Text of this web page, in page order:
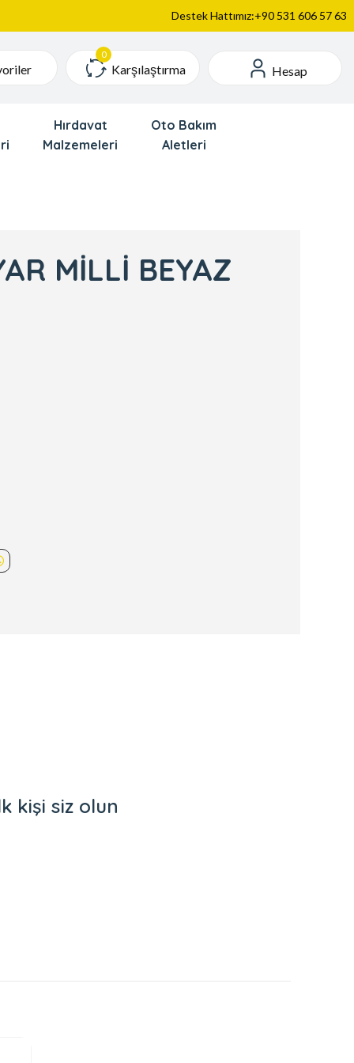
Destek Hattımız:+90 531 606 57 63
Karşılaştırma Hesap
Hırdavat
Malzemeleri
Oto Bakım
Aletleri
MİLLİ BEYAZ
kişi siz olun